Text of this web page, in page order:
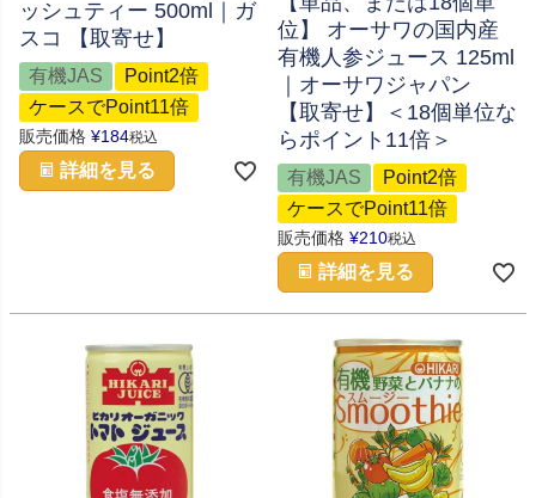
ッシュティー 500ml｜ガ
スコ 【取寄せ】
有機JAS
Point2倍
ケースでPoint11倍
販売価格 ¥184税込
詳細を見る
位】 オーサワの国内産
有機人参ジュース 125ml
｜オーサワジャパン
【取寄せ】＜18個単位な
らポイント11倍＞
有機JAS
Point2倍
ケースでPoint11倍
販売価格 ¥210税込
詳細を見る